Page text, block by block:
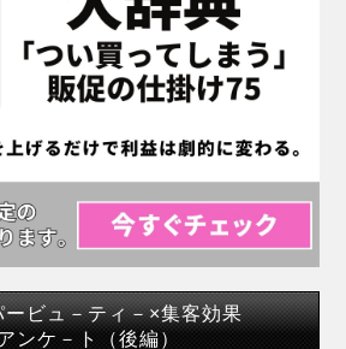
ービュ－ティ－×集客効果
ンケ－ト（後編）